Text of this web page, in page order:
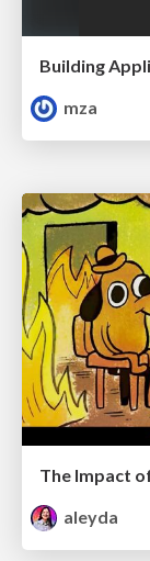
Building
mza
aleyda